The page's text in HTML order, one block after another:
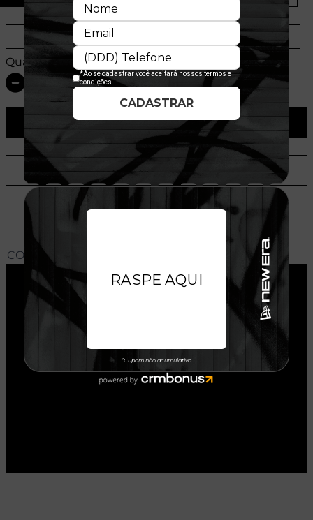
Provador Virtual Tabela de Medidas
Quantidade:
ADICIONAR AO CARRINHO
ADICIONAR A LISTA DE DESEJOS
CONHEÇA O MODELO DO BONÉ